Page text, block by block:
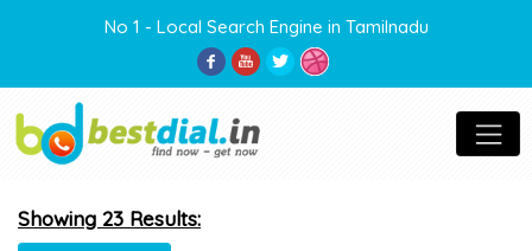
No 1 - Local Search Engine in Tamilnadu
Showing 23 Results: